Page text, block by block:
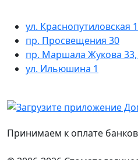
ул. Краснопутиловская
пр. Просвещения 30
пр. Маршала Жукова 33,
ул. Ильюшина 1
Принимаем к оплате